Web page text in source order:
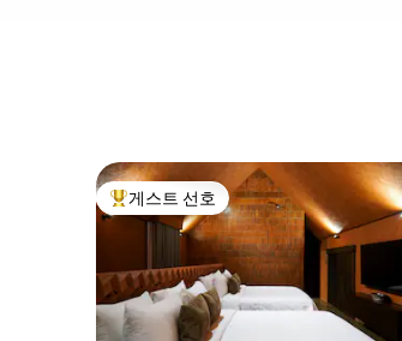
상위 게스트 선호
게스트 선호